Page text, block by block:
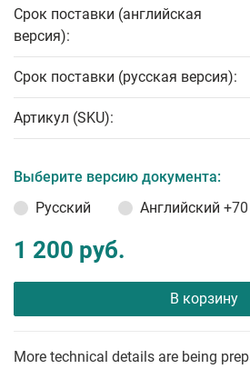
Срок поставки (английская
версия):
Срок поставки (русская версия):
Артикул (SKU):
Выберите версию документа:
Русский
Английский
1 200 руб.
В корзину
More technical details are being